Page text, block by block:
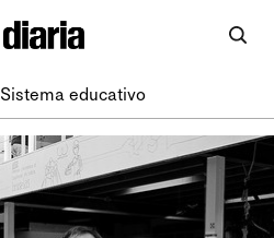
Sistema educativo